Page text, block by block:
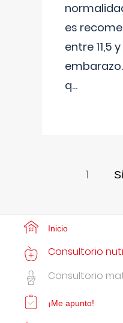
es
entre 11,5
q...
1
Inicio
Consultorio
Consultorio
¡Me apunto!